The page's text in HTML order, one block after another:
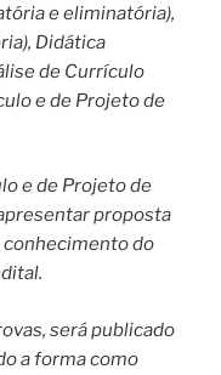
e eliminatória),
Didática
de Currículo
e de Projeto de
e de Projeto de
proposta
conhecimento do
será publicado
a forma como